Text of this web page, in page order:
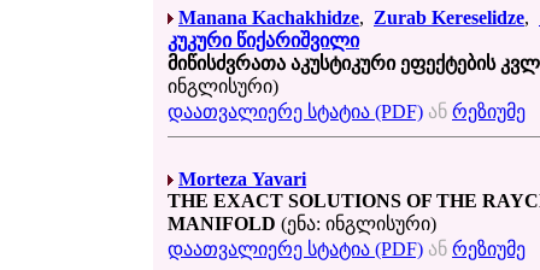
Manana Kachakhidze, Zurab Kereselidze,
კუკური წიქარიშვილი
მიწისძვრათა აკუსტიკური ეფექტების
ინგლისური)
დაათვალიერე სტატია (PDF) ან რეზიუმე
Morteza Yavari
THE EXACT SOLUTIONS OF THE
MANIFOLD (ენა: ინგლისური)
დაათვალიერე სტატია (PDF) ან რეზიუმე